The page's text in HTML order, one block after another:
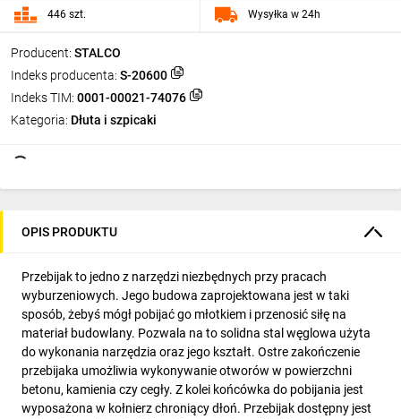
Producent: STALCO
Indeks producenta: S-20600
Indeks TIM: 0001-00021-74076
Kategoria: Dłuta i szpicaki
446 szt. Wysyłka w 24h
OPIS PRODUKTU
Przebijak to jedno z narzędzi niezbędnych przy pracach
wyburzeniowych. Jego budowa zaprojektowana jest w taki
sposób, żebyś mógł pobijać go młotkiem i przenosić siłę na
materiał budowlany. Pozwala na to solidna stal węglowa użyta
do wykonania narzędzia oraz jego kształt. Ostre zakończenie
przebijaka umożliwia wykonywanie otworów w powierzchni
betonu, kamienia czy cegły. Z kolei końcówka do pobijania jest
wyposażona w kołnierz chroniący dłoń. Przebijak dostępny jest